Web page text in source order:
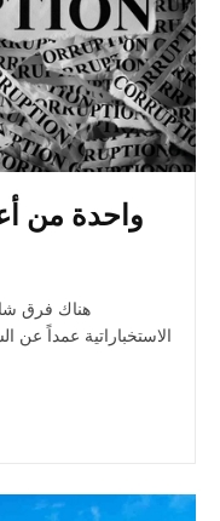
واحدة من
هناك فرق
الاستخباراتية عمداً عن